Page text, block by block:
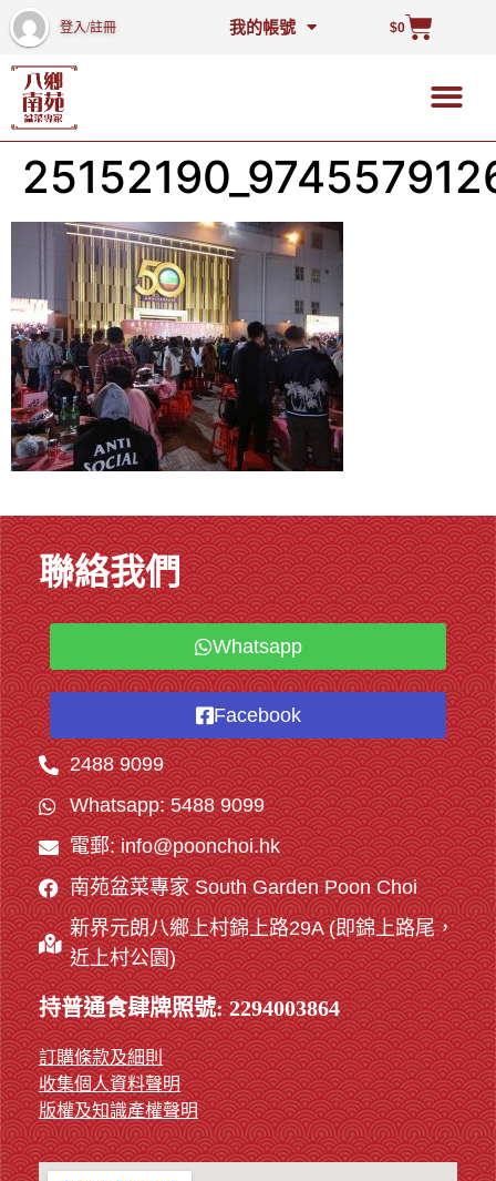
登入/註冊 我的帳號 $0
聯絡我們
Whatsapp
Facebook
2488 9099
Whatsapp: 5488 9099
電郵: info@poonchoi.hk
南苑盆菜專家 South Garden Poon Choi
新界元朗八鄉上村錦上路29A (即錦上路尾，
近上村公園)
持普通食肆牌照號: 2294003864
訂購條款及細則
收集個人資料聲明
版權及知識產權聲明